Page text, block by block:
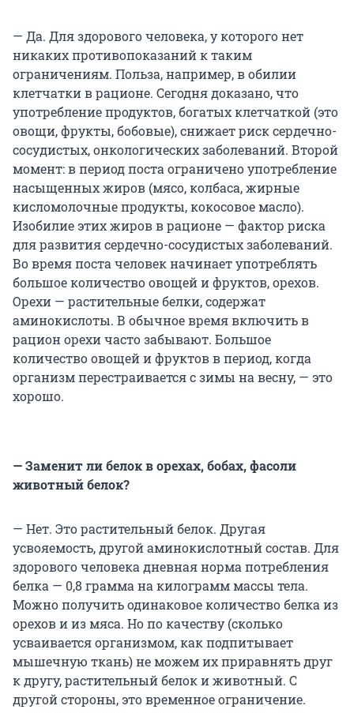
— Да. Для здорового человека, у которого нет
никаких противопоказаний к таким
ограничениям. Польза, например, в обилии
клетчатки в рационе. Сегодня доказано, что
употребление продуктов, богатых клетчаткой (это
овощи, фрукты, бобовые), снижает риск сердечно-
сосудистых, онкологических заболеваний. Второй
момент: в период поста ограничено употребление
насыщенных жиров (мясо, колбаса, жирные
кисломолочные продукты, кокосовое масло).
Изобилие этих жиров в рационе — фактор риска
для развития сердечно-сосудистых заболеваний.
Во время поста человек начинает употреблять
большое количество овощей и фруктов, орехов.
Орехи — растительные белки, содержат
аминокислоты. В обычное время включить в
рацион орехи часто забывают. Большое
количество овощей и фруктов в период, когда
организм перестраивается с зимы на весну, — это
хорошо.
— Заменит ли белок в орехах, бобах, фасоли
животный белок?
— Нет. Это растительный белок. Другая
усвояемость, другой аминокислотный состав. Для
здорового человека дневная норма потребления
белка — 0,8 грамма на килограмм массы тела.
Можно получить одинаковое количество белка из
орехов и из мяса. Но по качеству (сколько
усваивается организмом, как подпитывает
мышечную ткань) не можем их приравнять друг
к другу, растительный белок и животный. С
другой стороны, это временное ограничение.